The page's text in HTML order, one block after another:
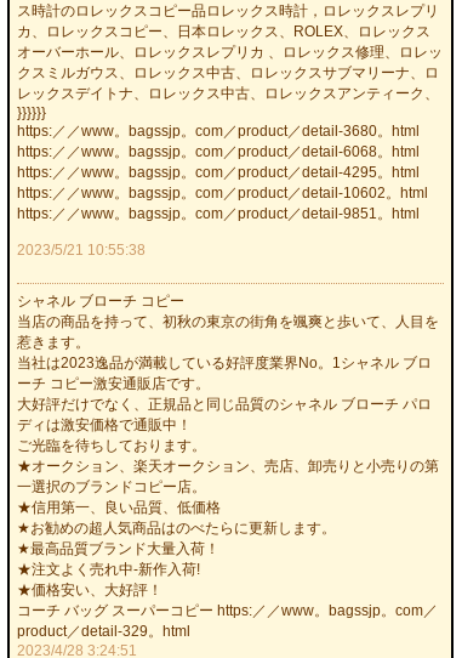
ス時計のロレックスコピー品ロレックス時計，ロレックスレプリ
カ、ロレックスコピー、日本ロレックス、ROLEX、ロレックス
オーバーホール、ロレックスレプリカ 、ロレックス修理、ロレッ
クスミルガウス、ロレックス中古、ロレックスサブマリーナ、ロ
レックスデイトナ、ロレックス中古、ロレックスアンティーク、
}}}}}}
https:／／www。bagssjp。com／product／detail-3680。html
https:／／www。bagssjp。com／product／detail-6068。html
https:／／www。bagssjp。com／product／detail-4295。html
https:／／www。bagssjp。com／product／detail-10602。html
https:／／www。bagssjp。com／product／detail-9851。html
2023/5/21 10:55:38
シャネル ブローチ コピー
当店の商品を持って、初秋の東京の街角を颯爽と歩いて、人目を
惹きます。
当社は2023逸品が満載している好評度業界No。1シャネル ブロ
ーチ コピー激安通販店です。
大好評だけでなく、正規品と同じ品質のシャネル ブローチ パロ
ディは激安価格で通販中！
ご光臨を待ちしております。
★オークション、楽天オークション、売店、卸売りと小売りの第
一選択のブランドコピー店。
★信用第一、良い品質、低価格
★お勧めの超人気商品はのべたらに更新します。
★最高品質ブランド大量入荷！
★注文よく売れ中-新作入荷!
★価格安い、大好評！
コーチ バッグ スーパーコピー https:／／www。bagssjp。com／
product／detail-329。html
2023/4/28 3:24:51